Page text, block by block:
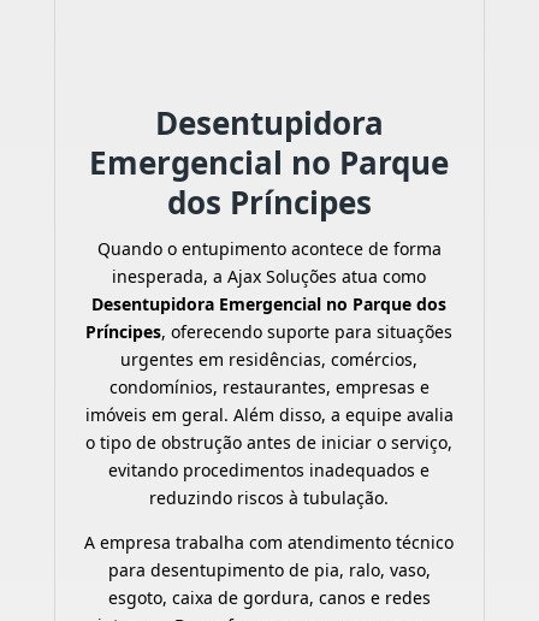
Desentupidora
Emergencial no Parque
dos Príncipes
Quando o entupimento acontece de forma
inesperada, a Ajax Soluções atua como
Desentupidora Emergencial no Parque dos
Príncipes, oferecendo suporte para situações
urgentes em residências, comércios,
condomínios, restaurantes, empresas e
imóveis em geral. Além disso, a equipe avalia
o tipo de obstrução antes de iniciar o serviço,
evitando procedimentos inadequados e
reduzindo riscos à tubulação.
A empresa trabalha com atendimento técnico
para desentupimento de pia, ralo, vaso,
esgoto, caixa de gordura, canos e redes